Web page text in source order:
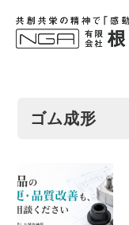
ゴム成形